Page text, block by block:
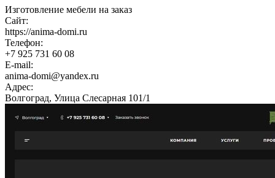
Изготовление мебели на заказ
Сайт:
https://anima-domi.ru
Телефон:
+7 925 731 60 08
E-mail:
anima-domi@yandex.ru
Адрес:
Волгоград, Улица Слесарная 101/1